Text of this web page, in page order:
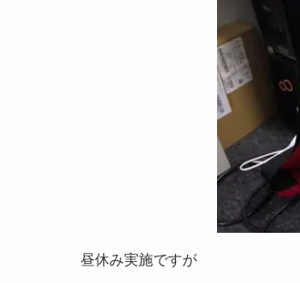
昼休み実施ですが